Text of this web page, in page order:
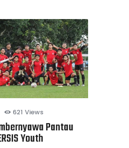
621 Views
Pantau
Youth